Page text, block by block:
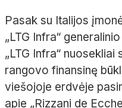
Pasak su Italijos
„LTG Infra“
„LTG Infra“
rangovo finansinę
viešojoje erdvėje
apie „Rizzani de